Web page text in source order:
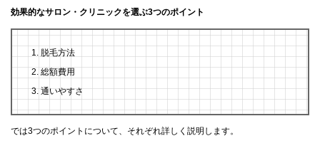
効果的なサロン・クリニックを選ぶ3つのポイント
脱毛方法
総額費用
通いやすさ
では3つのポイントについて、それぞれ詳しく説明します。